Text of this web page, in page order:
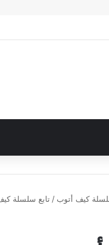
كيف أتوب / تابع سلسلة